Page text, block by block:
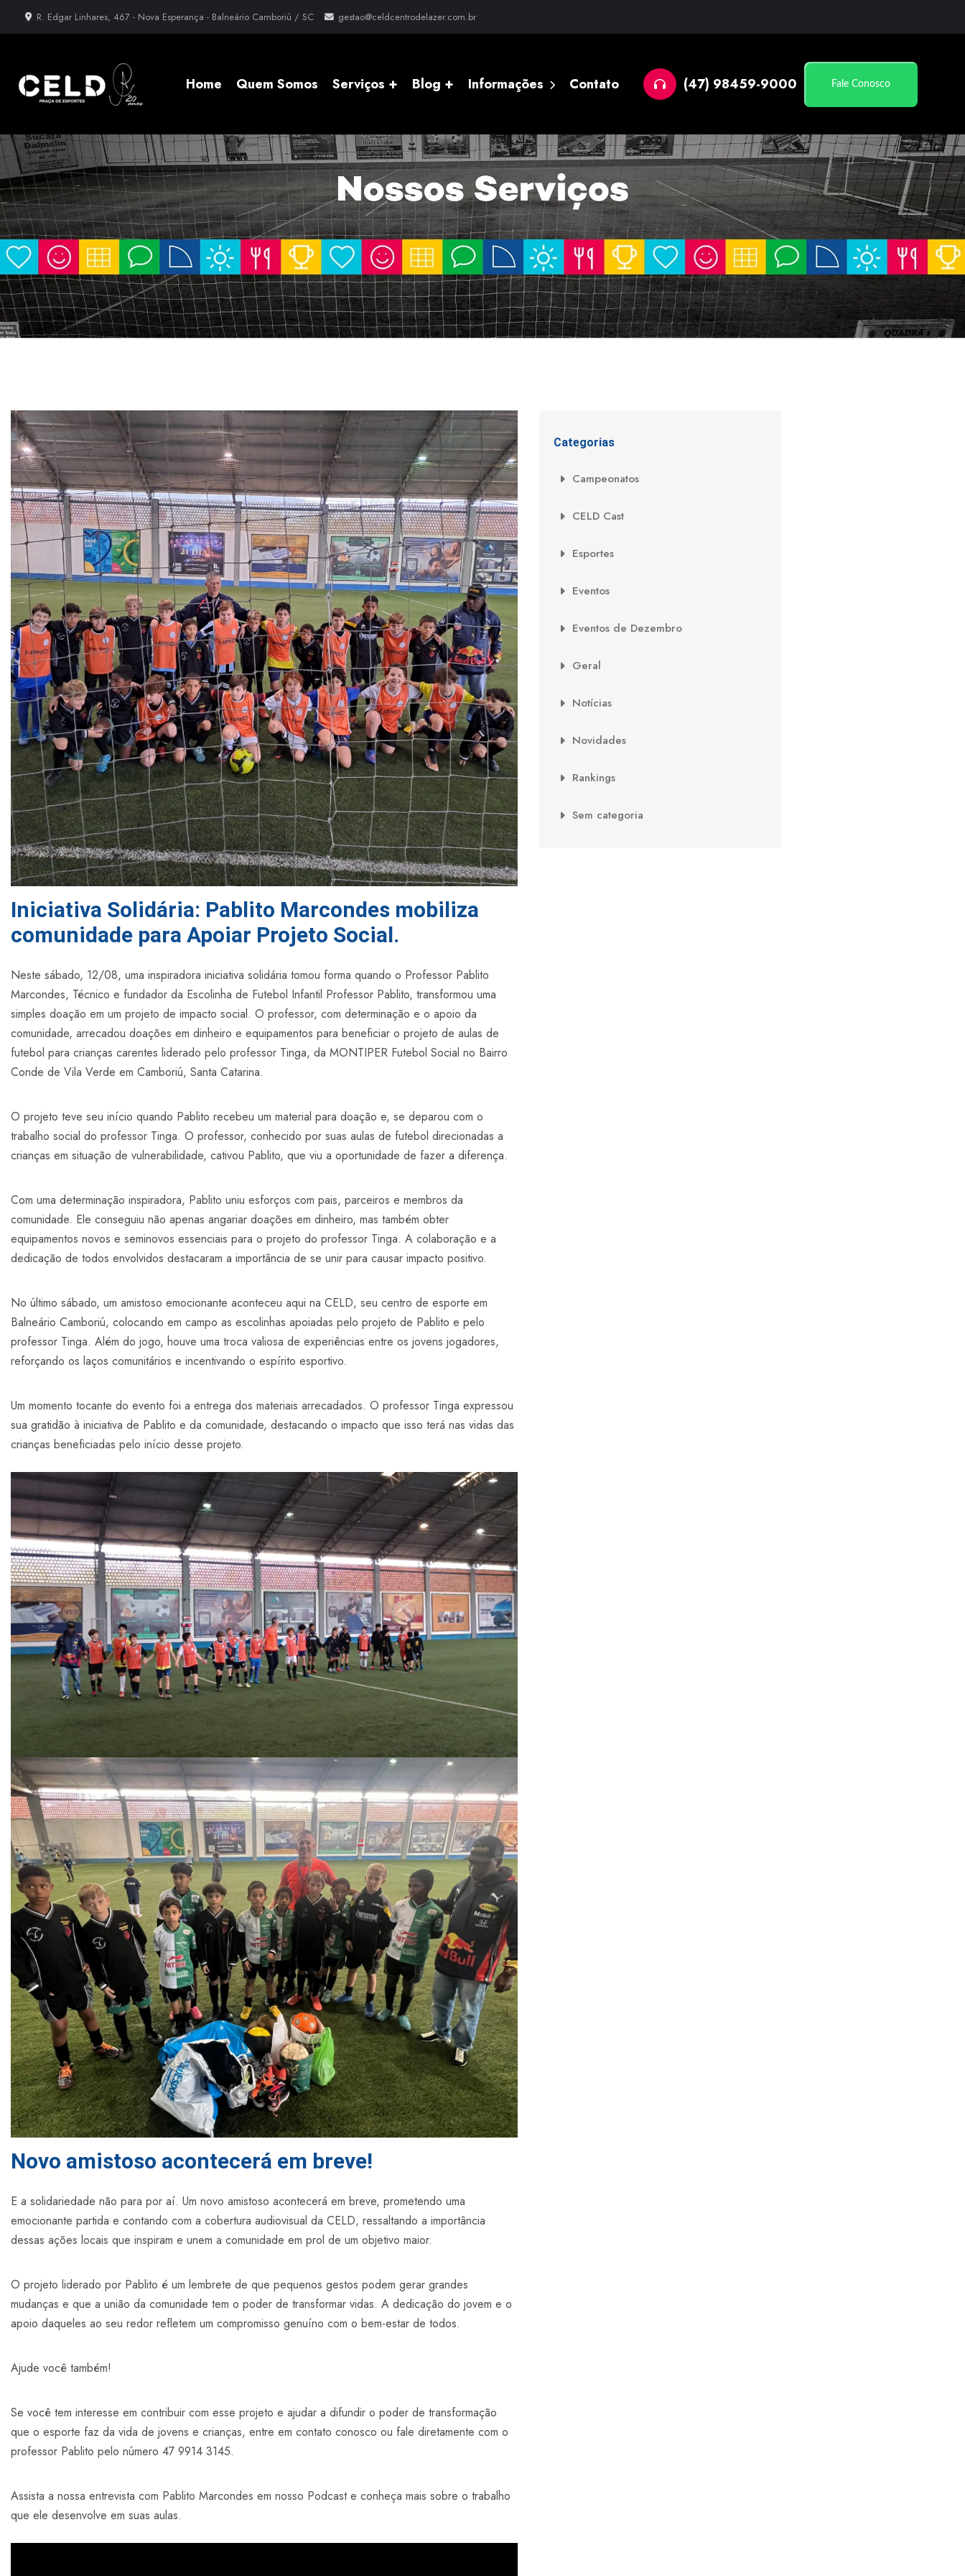
R. Edgar Linhares, 467 - Nova Esperança - Balneário Camboriú / SC gestao@celdcentrodelazer.com.br
Home Quem Somos Serviços + Blog + Informações Contato (47) 98459-9000 Fale Conosco
Iniciativa Solidária: Pablito Marcondes mobiliza
comunidade para Apoiar Projeto Social.
Neste sábado, 12/08, uma inspiradora iniciativa solidária tomou forma quando o Professor Pablito
Marcondes, Técnico e fundador da Escolinha de Futebol Infantil Professor Pablito, transformou uma
simples doação em um projeto de impacto social. O professor, com determinação e o apoio da
comunidade, arrecadou doações em dinheiro e equipamentos para beneficiar o projeto de aulas de
futebol para crianças carentes liderado pelo professor Tinga, da MONTIPER Futebol Social no Bairro
Conde de Vila Verde em Camboriú, Santa Catarina.
O projeto teve seu início quando Pablito recebeu um material para doação e, se deparou com o
trabalho social do professor Tinga. O professor, conhecido por suas aulas de futebol direcionadas a
crianças em situação de vulnerabilidade, cativou Pablito, que viu a oportunidade de fazer a diferença.
Com uma determinação inspiradora, Pablito uniu esforços com pais, parceiros e membros da
comunidade. Ele conseguiu não apenas angariar doações em dinheiro, mas também obter
equipamentos novos e seminovos essenciais para o projeto do professor Tinga. A colaboração e a
dedicação de todos envolvidos destacaram a importância de se unir para causar impacto positivo.
No último sábado, um amistoso emocionante aconteceu aqui na CELD, seu centro de esporte em
Balneário Camboriú, colocando em campo as escolinhas apoiadas pelo projeto de Pablito e pelo
professor Tinga. Além do jogo, houve uma troca valiosa de experiências entre os jovens jogadores,
reforçando os laços comunitários e incentivando o espírito esportivo.
Um momento tocante do evento foi a entrega dos materiais arrecadados. O professor Tinga expressou
sua gratidão à iniciativa de Pablito e da comunidade, destacando o impacto que isso terá nas vidas das
crianças beneficiadas pelo início desse projeto.
Novo amistoso acontecerá em breve!
E a solidariedade não para por aí. Um novo amistoso acontecerá em breve, prometendo uma
emocionante partida e contando com a cobertura audiovisual da CELD, ressaltando a importância
dessas ações locais que inspiram e unem a comunidade em prol de um objetivo maior.
O projeto liderado por Pablito é um lembrete de que pequenos gestos podem gerar grandes
mudanças e que a união da comunidade tem o poder de transformar vidas. A dedicação do jovem e o
apoio daqueles ao seu redor refletem um compromisso genuíno com o bem-estar de todos.
Ajude você também!
Se você tem interesse em contribuir com esse projeto e ajudar a difundir o poder de transformação
que o esporte faz da vida de jovens e crianças, entre em contato conosco ou fale diretamente com o
professor Pablito pelo número 47 9914 3145.
Assista a nossa entrevista com Pablito Marcondes em nosso Podcast e conheça mais sobre o trabalho
que ele desenvolve em suas aulas.
Categorias
Campeonatos
CELD Cast
Esportes
Eventos
Eventos de Dezembro
Geral
Notícias
Novidades
Rankings
Sem categoria